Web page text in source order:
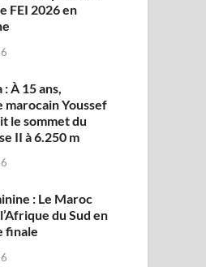
FEI 2026 en
À 15 ans,
marocain Youssef
le sommet du
II à 6.250 m
: Le Maroc
du Sud en
finale